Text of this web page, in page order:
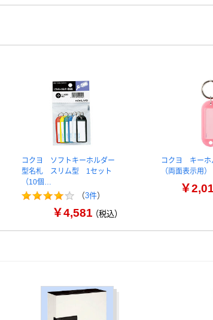
コクヨ ソフトキーホルダー
型名札 スリム型 1セット
（10個…
（3件）
￥4,581（税込）
コクヨ キーホ
（両面表示用）
￥